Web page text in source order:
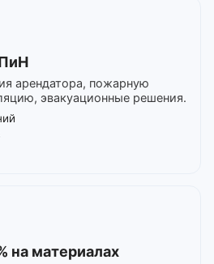
арендатора, пожарную
эвакуационные решения.
на материалах